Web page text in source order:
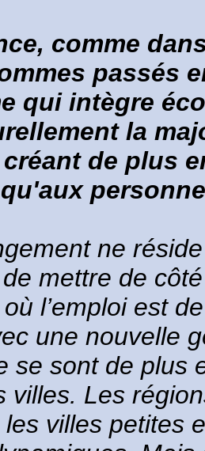
comme
passés
qui intègre
la
de plus
ne
mettre de
l’emploi est
une nouvelle
se sont de plus
villes. Les
villes petites